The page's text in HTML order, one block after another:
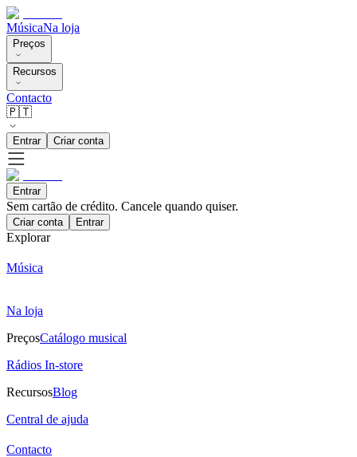
MúsicaNa loja
Preços
Recursos
Contacto
🇵🇹
Entrar Criar conta
Entrar
Sem cartão de crédito. Cancele quando quiser.
Criar conta Entrar
Explorar
Música
Na loja
PreçosCatálogo musical
Rádios In-store
RecursosBlog
Central de ajuda
Contacto